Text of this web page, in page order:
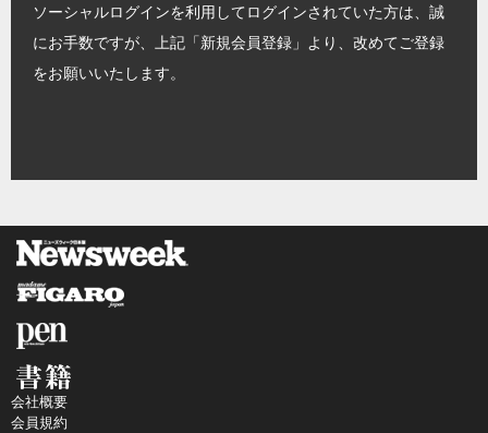
ソーシャルログインを利用してログインされていた方は、誠
にお手数ですが、上記「新規会員登録」より、改めてご登録
をお願いいたします。
会社概要
会員規約